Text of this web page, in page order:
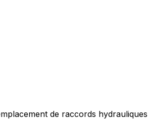
de raccords